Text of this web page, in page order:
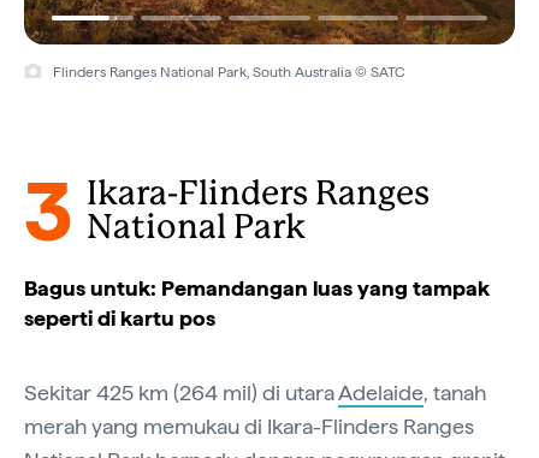
Flinders Ranges National Park, South Australia © SATC
3 Ikara-Flinders Ranges
National Park
Bagus untuk: Pemandangan luas yang tampak
seperti di kartu pos
Sekitar 425 km (264 mil) di utaraAdelaide, tanah
merah yang memukau di Ikara-Flinders Ranges